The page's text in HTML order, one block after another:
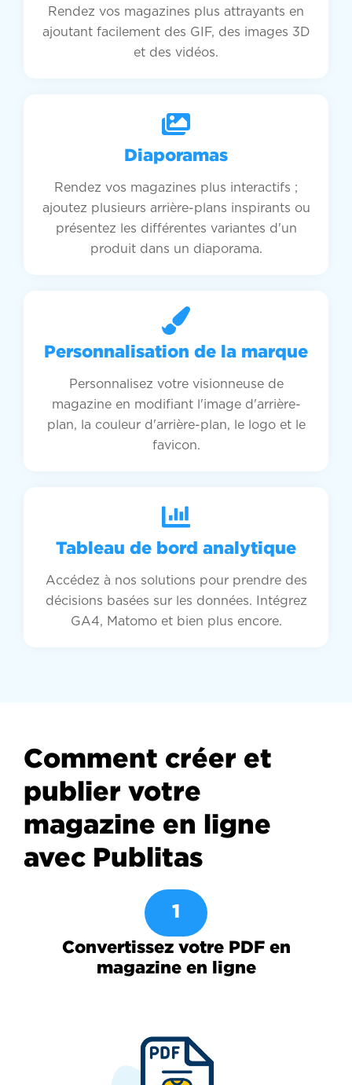
Rendez vos magazines plus attrayants en
ajoutant facilement des GIF, des images 3D
et des vidéos.
Diaporamas
Rendez vos magazines plus interactifs ;
ajoutez plusieurs arrière-plans inspirants ou
présentez les différentes variantes d'un
produit dans un diaporama.
Personnalisation de la marque
Personnalisez votre visionneuse de
magazine en modifiant l'image d'arrière-
plan, la couleur d'arrière-plan, le logo et le
favicon.
Tableau de bord analytique
Accédez à nos solutions pour prendre des
décisions basées sur les données. Intégrez
GA4, Matomo et bien plus encore.
Comment créer et
publier votre
magazine en ligne
avec Publitas
1
Convertissez votre PDF en
magazine en ligne